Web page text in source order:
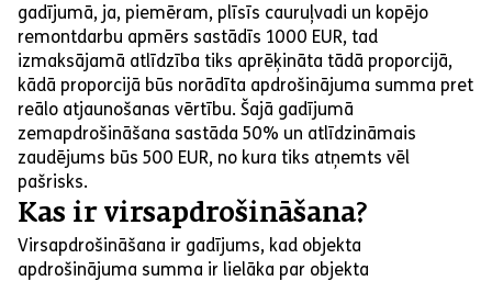
gadījumā, ja, piemēram, plīsīs cauruļvadi un kopējo
remontdarbu apmērs sastādīs 1000 EUR, tad
izmaksājamā atlīdzība tiks aprēķināta tādā proporcijā,
kādā proporcijā būs norādīta apdrošinājuma summa pret
reālo atjaunošanas vērtību. Šajā gadījumā
zemapdrošināšana sastāda 50% un atlīdzināmais
zaudējums būs 500 EUR, no kura tiks atņemts vēl
pašrisks.
Kas ir virsapdrošināšana?
Virsapdrošināšana ir gadījums, kad objekta
apdrošinājuma summa ir lielāka par objekta